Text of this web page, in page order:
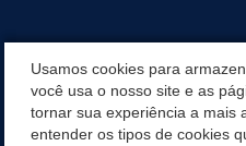
MANUAL DE
Usamos cookies para
você usa o nosso site e as
tornar sua experiência a mais
entender os tipos de cookies